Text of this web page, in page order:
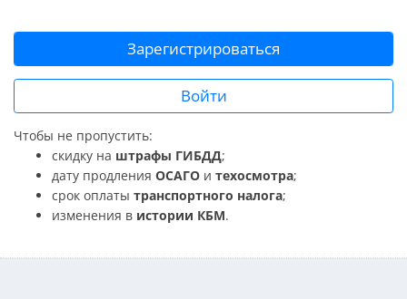
Зарегистрироваться
Войти
Чтобы не пропустить:
скидку на штрафы ГИБДД;
дату продления ОСАГО и техосмотра;
срок оплаты транспортного налога;
изменения в истории КБМ.